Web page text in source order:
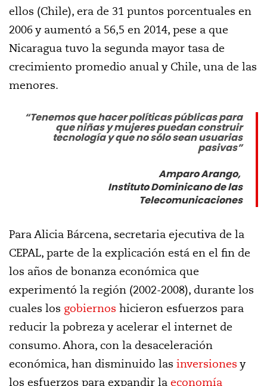
ellos (Chile), era de 31 puntos porcentuales en
2006 y aumentó a 56,5 en 2014, pese a que
Nicaragua tuvo la segunda mayor tasa de
crecimiento promedio anual y Chile, una de las
menores.
“Tenemos que hacer políticas públicas para
que niñas y mujeres puedan construir
tecnología y que no sólo sean usuarias
pasivas”
Amparo Arango,
Instituto Dominicano de las
Telecomunicaciones
Para Alicia Bárcena, secretaria ejecutiva de la
CEPAL, parte de la explicación está en el fin de
los años de bonanza económica que
experimentó la región (2002-2008), durante los
cuales los gobiernos hicieron esfuerzos para
reducir la pobreza y acelerar el internet de
consumo. Ahora, con la desaceleración
económica, han disminuido las inversiones y
los esfuerzos para expandir la economía